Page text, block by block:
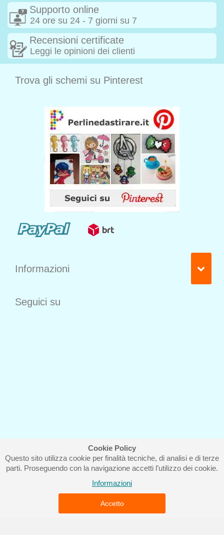
Cookie Policy
Questo sito utilizza cookie per finalità tecniche, di analisi e di terze
parti. Proseguendo con la navigazione accetti l’utilizzo dei cookie.
Informazioni
Accetto
Supporto online
24 ore su 24 - 7 giorni su 7
Recensioni certificate
Leggi le opinioni dei clienti
Trova gli schemi su Pinterest
Informazioni
Seguici su
Iscriviti alla nostra newsletter
Piccolo Mondo di Ferri Roberta - Via Carlo Pisacane 9/11 57025